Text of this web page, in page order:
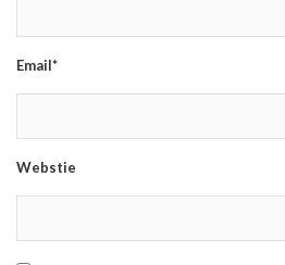
Email*
Webstie